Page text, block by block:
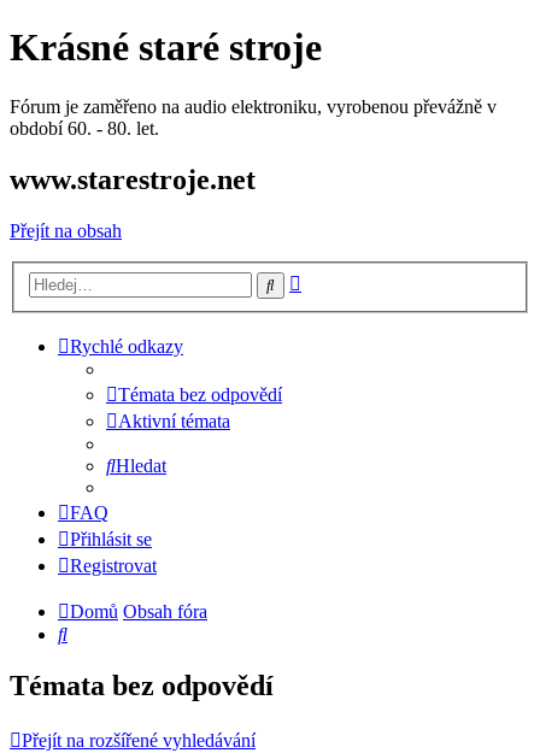
Krásné staré stroje
Fórum je zaměřeno na audio elektroniku, vyrobenou převážně v
období 60. - 80. let.
www.starestroje.net
Přejít na obsah
Hledat
Rychlé odkazy
Témata bez odpovědí
Aktivní témata
Hledat
FAQ
Přihlásit se
Registrovat
Domů Obsah fóra
Hledat
Témata bez odpovědí
Přejít na rozšířené vyhledávání